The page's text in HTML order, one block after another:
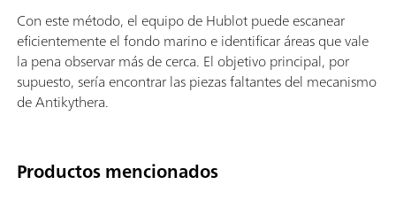
Con este método, el equipo de Hublot puede escanear
eficientemente el fondo marino e identificar áreas que vale
la pena observar más de cerca. El objetivo principal, por
supuesto, sería encontrar las piezas faltantes del mecanismo
de Antikythera.
Productos mencionados